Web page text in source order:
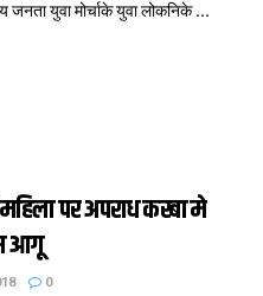
जनता युवा मोर्चाके युवा लोकनिके ...
पर अपराध करबा मे
आगू
0